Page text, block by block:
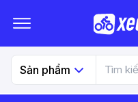
Sản phẩm